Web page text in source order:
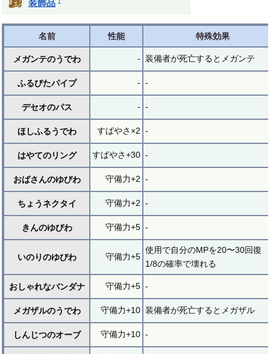
装飾品
名前 性能 特殊効果
メガンテのうでわ - 装備者が死亡するとメガンテ
ふるびたパイプ - -
デセオのパス - -
ほしふるうでわ すばやさ×2 -
はやてのリング すばやさ+30 -
おばさんのゆびわ 守備力+2 -
ちょうネクタイ 守備力+2 -
きんのゆびわ 守備力+5 -
いのりのゆびわ 守備力+5
使用で自分のMPを20〜30回復
1/8の確率で壊れる
おしゃれなバンダナ 守備力+5 -
メガザルのうでわ 守備力+10 装備者が死亡するとメガザル
しんじつのオーブ 守備力+10 -